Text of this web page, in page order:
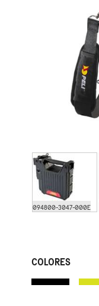
094800-3047-000E
COLORES